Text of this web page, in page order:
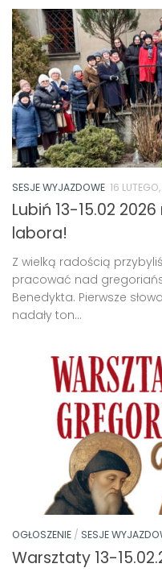
SESJE WYJAZDOWE 16
Lubiń 13-15.02
labora!
Z wielką radością
pracować nad
Benedykta. Pierwsze
nadały ton...
OGŁOSZENIE / SESJE
Warsztaty 13-